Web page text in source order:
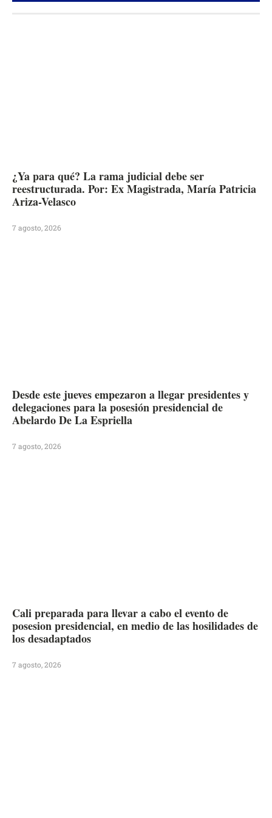
¿Ya para qué? La rama judicial debe ser
reestructurada. Por: Ex Magistrada, María Patricia
Ariza-Velasco
7 agosto, 2026
Desde este jueves empezaron a llegar presidentes y
delegaciones para la posesión presidencial de
Abelardo De La Espriella
7 agosto, 2026
Cali preparada para llevar a cabo el evento de
posesion presidencial, en medio de las hosilidades de
los desadaptados
7 agosto, 2026